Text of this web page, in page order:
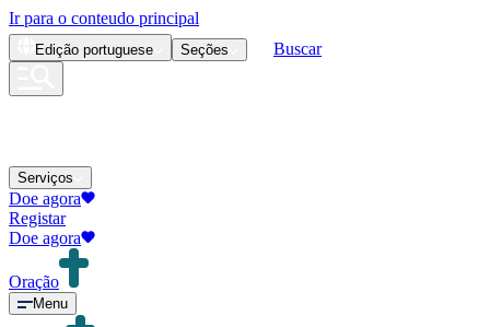
Ir para o conteudo principal
Edição portuguese Seções Buscar
Serviços
Doe agora
Registar
Doe agora
Oração
Menu